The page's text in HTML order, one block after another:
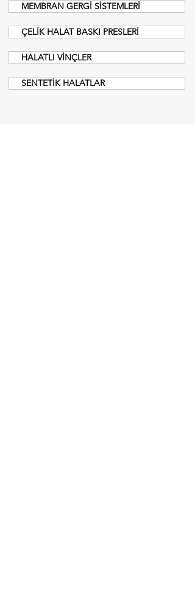
MEMBRAN GERGİ SİSTEMLERİ
ÇELİK HALAT BASKI PRESLERİ
HALATLI VİNÇLER
SENTETİK HALATLAR